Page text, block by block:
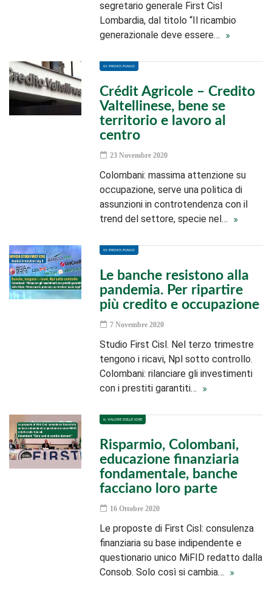
segretario generale First Cisl
Lombardia, dal titolo “Il ricambio
generazionale deve essere…
IN PRIMO PIANO
Crédit Agricole – Credito
Valtellinese, bene se
territorio e lavoro al
centro
23 Novembre 2020
Colombani: massima attenzione su
occupazione, serve una politica di
assunzioni in controtendenza con il
trend del settore, specie nel…
IN PRIMO PIANO
Le banche resistono alla
pandemia. Per ripartire
più credito e occupazione
7 Novembre 2020
Studio First Cisl. Nel terzo trimestre
tengono i ricavi, Npl sotto controllo.
Colombani: rilanciare gli investimenti
con i prestiti garantiti…
IL VALORE DELLE IDEE
Risparmio, Colombani,
educazione finanziaria
fondamentale, banche
facciano loro parte
16 Ottobre 2020
Le proposte di First Cisl: consulenza
finanziaria su base indipendente e
questionario unico MiFID redatto dalla
Consob. Solo così si cambia…